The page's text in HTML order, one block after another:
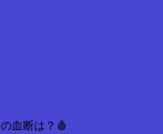
血断は？🩸